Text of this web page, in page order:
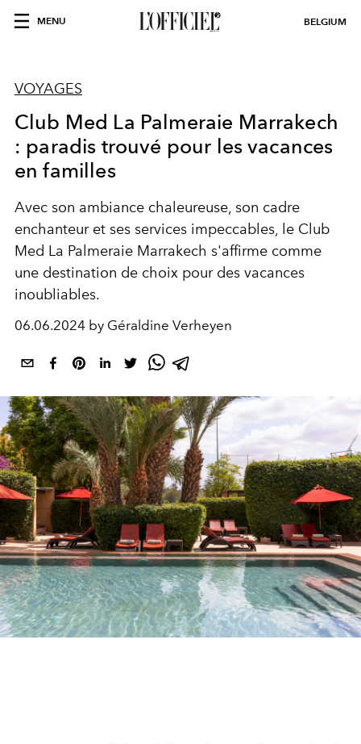
MENU BELGIUM
VOYAGES
Club Med La Palmeraie Marrakech
: paradis trouvé pour les vacances
en familles
Avec son ambiance chaleureuse, son cadre
enchanteur et ses services impeccables, le Club
Med La Palmeraie Marrakech s'affirme comme
une destination de choix pour des vacances
inoubliables.
06.06.2024 by Géraldine Verheyen